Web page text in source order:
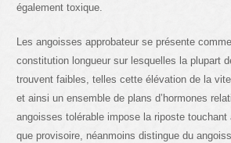
également toxique.
Les angoisses approbateur se présente
constitution longueur sur lesquelles la plupart
trouvent faibles, telles cette élévation de la
et ainsi un ensemble de plans d’hormones
angoisses tolérable impose la riposte
que provisoire, néanmoins distingue du